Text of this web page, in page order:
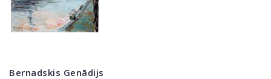
Bernadskis Genādijs